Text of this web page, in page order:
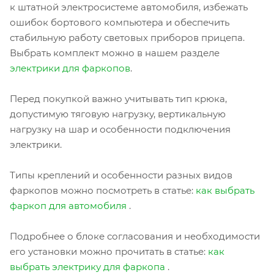
к штатной электросистеме автомобиля, избежать
ошибок бортового компьютера и обеспечить
стабильную работу световых приборов прицепа.
Выбрать комплект можно в нашем разделе
электрики для фаркопов.
Перед покупкой важно учитывать тип крюка,
допустимую тяговую нагрузку, вертикальную
нагрузку на шар и особенности подключения
электрики.
Типы креплений и особенности разных видов
фаркопов можно посмотреть в статье: как выбрать
фаркоп для автомобиля .
Подробнее о блоке согласования и необходимости
его установки можно прочитать в статье: как
выбрать электрику для фаркопа .